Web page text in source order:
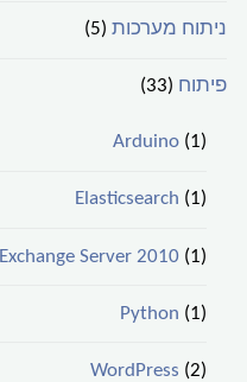
ניתוח מערכות (5)
פיתוח (33)
Arduino(1)
Elasticsearch (1)
Exchange Server 2010(1)
Python (1)
WordPress (2)